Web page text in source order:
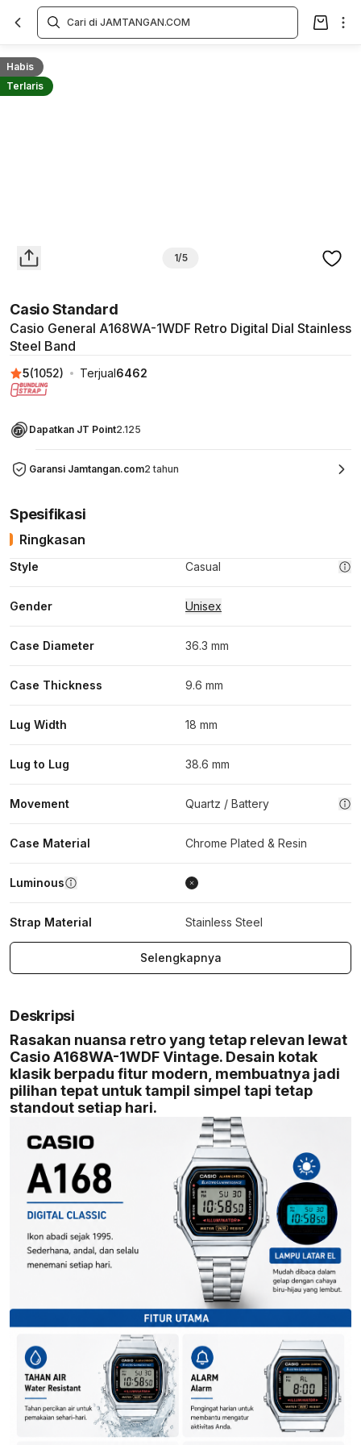
Habis
Terlaris
1/5
Casio Standard
Casio General A168WA-1WDF Retro Digital Dial Stainless
Steel Band
5(1052) Terjual6462
Dapatkan JT Point2.125
Garansi Jamtangan.com2 tahun
Overview
Spesifikasi
Ringkasan
Style Casual
Gender Unisex
Case Diameter 36.3 mm
Case Thickness 9.6 mm
Lug Width 18 mm
Lug to Lug 38.6 mm
Movement Quartz / Battery
Case Material Chrome Plated & Resin
Luminous
Strap Material Stainless Steel
Selengkapnya
Deskripsi
Rasakan nuansa retro yang tetap relevan lewat
Casio A168WA-1WDF Vintage. Desain kotak
klasik berpadu fitur modern, membuatnya jadi
pilihan tepat untuk tampil simpel tapi tetap
standout setiap hari.